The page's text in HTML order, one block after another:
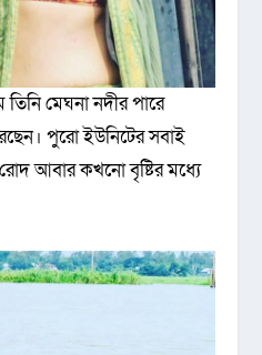
মেঘনা নদীর পারে
পুরো ইউনিটের সবাই
আবার কখনো বৃষ্টির মধ্যে